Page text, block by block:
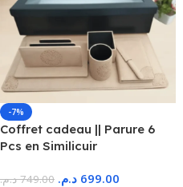
-7%
Coffret cadeau || Parure 6
Pcs en Similicuir
749.00 د.م. 699.00 د.م.